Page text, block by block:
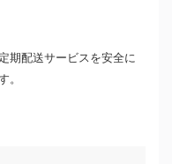
期配送サービスを安全に
。